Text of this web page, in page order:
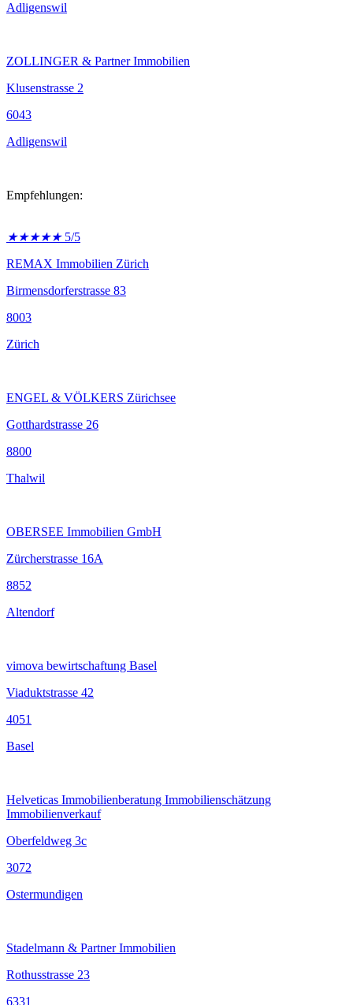
Adligenswil
ZOLLINGER & Partner Immobilien
Klusenstrasse 2
6043
Adligenswil
Empfehlungen:
★★★★★ 5/5
REMAX Immobilien Zürich
Birmensdorferstrasse 83
8003
Zürich
ENGEL & VÖLKERS Zürichsee
Gotthardstrasse 26
8800
Thalwil
OBERSEE Immobilien GmbH
Zürcherstrasse 16A
8852
Altendorf
vimova bewirtschaftung Basel
Viaduktstrasse 42
4051
Basel
Helveticas Immobilienberatung Immobilienschätzung
Immobilienverkauf
Oberfeldweg 3c
3072
Ostermundigen
Stadelmann & Partner Immobilien
Rothusstrasse 23
6331